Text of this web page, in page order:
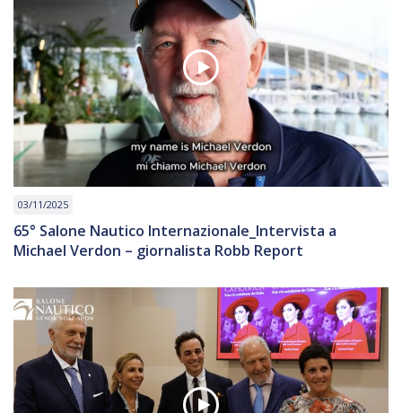
03/11/2025
65° Salone Nautico Internazionale_Intervista a
Michael Verdon – giornalista Robb Report